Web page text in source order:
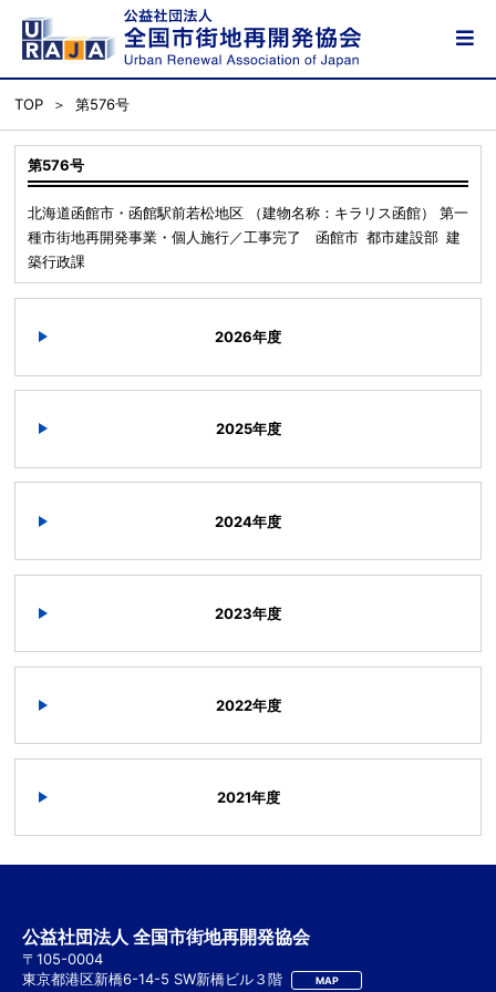
TOP 第576号
第576号
北海道函館市・函館駅前若松地区 （建物名称：キラリス函館） 第一
種市街地再開発事業・個人施行／工事完了 函館市 都市建設部 建
築行政課
2026年度
2025年度
2024年度
2023年度
2022年度
2021年度
公益社団法人 全国市街地再開発協会
〒105-0004
東京都港区新橋6-14-5 SW新橋ビル３階
MAP